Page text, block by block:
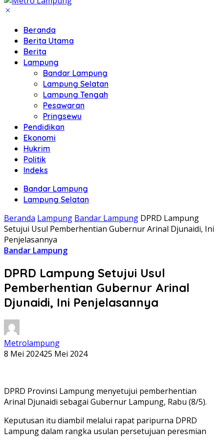
Beranda
Berita Utama
Berita
Lampung
Bandar Lampung
Lampung Selatan
Lampung Tengah
Pesawaran
Pringsewu
Pendidikan
Ekonomi
Hukrim
Politik
Indeks
Bandar Lampung
Lampung Selatan
Beranda Lampung Bandar Lampung DPRD Lampung
Setujui Usul Pemberhentian Gubernur Arinal Djunaidi, Ini
Penjelasannya
Bandar Lampung
DPRD Lampung Setujui Usul
Pemberhentian Gubernur Arinal
Djunaidi, Ini Penjelasannya
Metrolampung
8 Mei 202425 Mei 2024
DPRD Provinsi Lampung menyetujui pemberhentian
Arinal Djunaidi sebagai Gubernur Lampung, Rabu (8/5).
Keputusan itu diambil melalui rapat paripurna DPRD
Lampung dalam rangka usulan persetujuan peresmian